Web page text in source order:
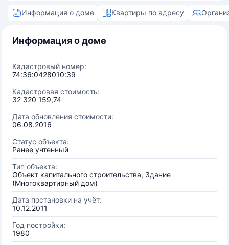
Информация о доме Квартиры по адресу
Информация о доме
Кадастровый номер:
74:36:0428010:39
Кадастровая стоимость:
32 320 159,74
Дата обновления стоимости:
06.08.2016
Статус объекта:
Ранее учтенный
Тип объекта:
Объект капитального строительства, Здание
(Многоквартирный дом)
Дата постановки на учёт:
10.12.2011
Год постройки:
1980